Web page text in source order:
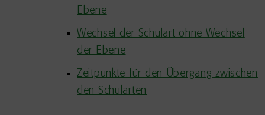
Ebene
Wechsel der Schulart ohne Wechsel
der Ebene
Zeitpunkte für den Übergang zwischen
den Schularten